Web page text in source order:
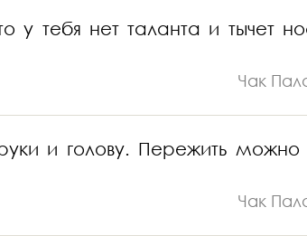
у тебя нет таланта и тычет
Чак
и голову. Пережить можно
Чак